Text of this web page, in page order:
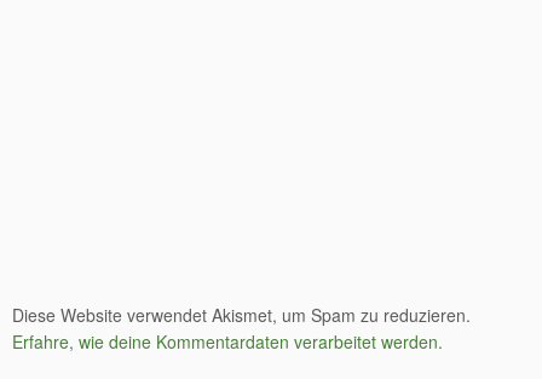
Diese Website verwendet Akismet, um Spam zu reduzieren.
Erfahre, wie deine Kommentardaten verarbeitet werden.